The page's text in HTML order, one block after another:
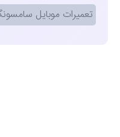
تعمیرات موبایل